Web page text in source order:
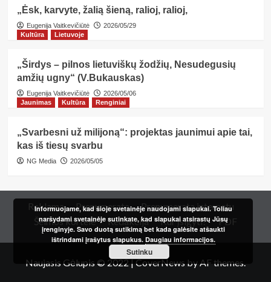
„Ėsk, karvyte, žalią šieną, ralioj, ralioj,
Eugenija Vaitkevičiūtė
2026/05/29
Kultūra
Lietuvoje
„Širdys – pilnos lietuviškų žodžių, Nesudegusių
amžių ugny“ (V.Bukauskas)
Eugenija Vaitkevičiūtė
2026/05/06
Jaunimas
Kultūra Renginiai
„Svarbesni už milijoną“: projektas jaunimui apie tai,
kas iš tiesų svarbu
NG Media 2026/05/05
Reklama Prenumerata
Prenumerata internetu
Šeimos kortelė
Redakcija Kur įsigyti? PDF
Naujasis Gėlupis © 2022|CoverNews by AF themes.
Informuojame, kad šioje svetainėje naudojami slapukai. Toliau
naršydami svetainėje sutinkate, kad slapukai atsirastų Jūsų
įrenginyje. Savo duotą sutikimą bet kada galėsite atšaukti
ištrindami įrašytus slapukus. Daugiau informacijos.
Sutinku